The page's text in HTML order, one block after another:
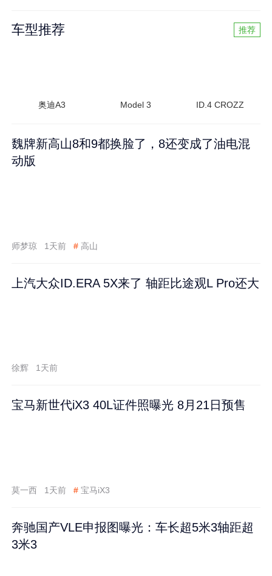
车型推荐 推荐
奥迪A3 Model 3 ID.4 CROZZ
魏牌新高山8和9都换脸了，8还变成了油电混
动版
师梦琼 1天前 # 高山
上汽大众ID.ERA 5X来了 轴距比途观L Pro还大
徐辉 1天前
宝马新世代iX3 40L证件照曝光 8月21日预售
莫一西 1天前 # 宝马iX3
奔驰国产VLE申报图曝光：车长超5米3轴距超
3米3